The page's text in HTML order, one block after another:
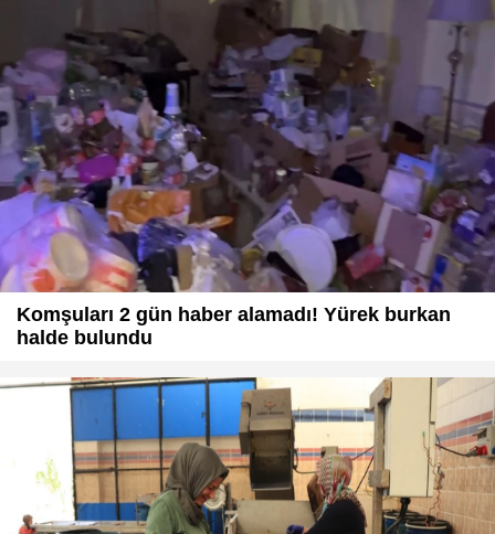
Komşuları 2 gün haber alamadı! Yürek burkan
halde bulundu